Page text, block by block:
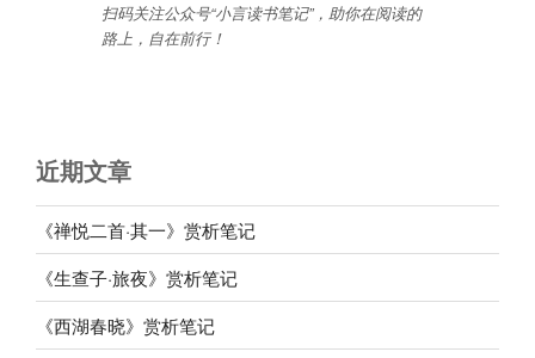
扫码关注公众号“小言读书笔记”，助你在阅读的
路上，自在前行！
近期文章
《禅悦二首·其一》赏析笔记
《生查子·旅夜》赏析笔记
《西湖春晓》赏析笔记